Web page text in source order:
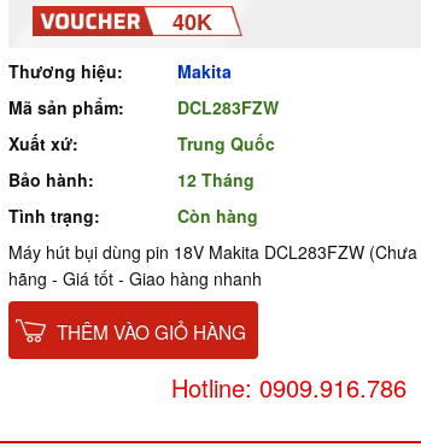
40K
Thương hiệu:
Makita
Mã sản phẩm:
DCL283FZW
Xuất xứ:
Trung Quốc
Bảo hành:
12 Tháng
Tình trạng:
Còn hàng
Máy hút bụi dùng pin 18V Makita DCL283FZW
hãng - Giá tốt - Giao hàng nhanh
THÊM VÀO GIỎ HÀNG
Hotline: 0909.916.786